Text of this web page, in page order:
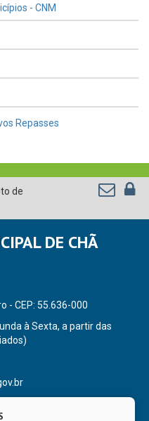
- CNM
Repasses
de
DE CHÃ
- CEP: 55.636-000
à Sexta, a partir das